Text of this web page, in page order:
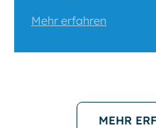
Mehr erfahren
MEHR